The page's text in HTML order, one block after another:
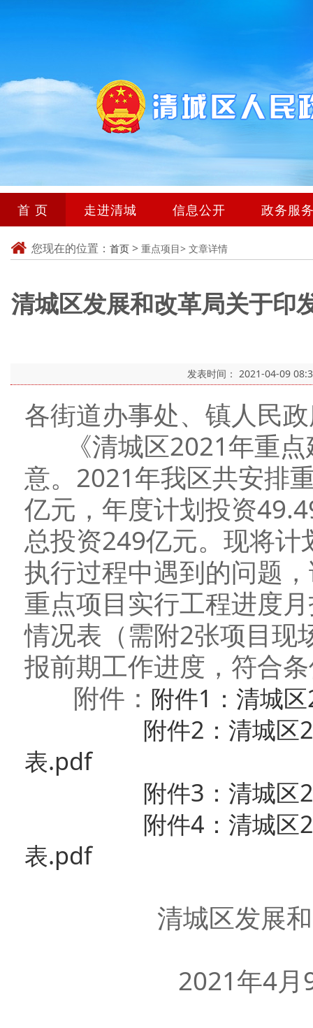
首 页 走进清城 信息公开 政务服
您现在的位置： 首页 > 重点项目> 文章详情
清城区发展和改革局关于印
发表时间： 2021-04-09
各街道办事处、镇人民
《清城区2021年重点
意。2021年我区共安排
亿元，年度计划投资
总投资249亿元。现将
执行过程中遇到的问题
重点项目实行工程进度
情况表（需附2张项目现
报前期工作进度，符合
附件： 附件1：清城
附件2：清城区
表.pdf
附件3：清城区
附件4：清城区
表.pdf
清城区发展和
2021年4月9